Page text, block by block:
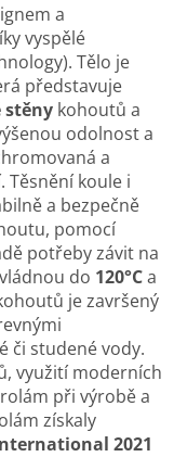
a
vyspělé
Tělo je
představuje
stěny kohoutů a
odolnost a
a
Těsnění koule i
a bezpečně
pomocí
potřeby závit na
do 120°Ca
je završený
či studené vody.
využití moderních
při výrobě a
získaly
2021